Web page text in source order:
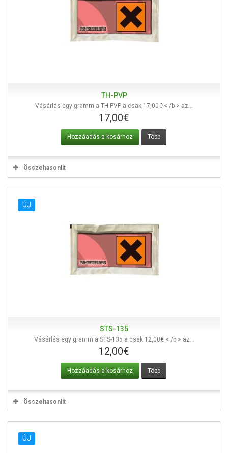
TH-PVP
Vásárlás egy gramm a TH PVP a csak 17,00€ < /b > az...
17,00€
Hozzáadás a kosárhoz Több
Összehasonlít
ÚJ
STS-135
Vásárlás egy gramm a STS-135 a csak 12,00€ < /b > az...
12,00€
Hozzáadás a kosárhoz Több
Összehasonlít
ÚJ